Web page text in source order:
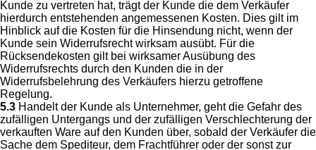
Kunde zu vertreten hat, trägt der Kunde die dem Verkäufer
hierdurch entstehenden angemessenen Kosten. Dies gilt im
Hinblick auf die Kosten für die Hinsendung nicht, wenn der
Kunde sein Widerrufsrecht wirksam ausübt. Für die
Rücksendekosten gilt bei wirksamer Ausübung des
Widerrufsrechts durch den Kunden die in der
Widerrufsbelehrung des Verkäufers hierzu getroffene
Regelung.
5.3 Handelt der Kunde als Unternehmer, geht die Gefahr des
zufälligen Untergangs und der zufälligen Verschlechterung der
verkauften Ware auf den Kunden über, sobald der Verkäufer die
Sache dem Spediteur, dem Frachtführer oder der sonst zur